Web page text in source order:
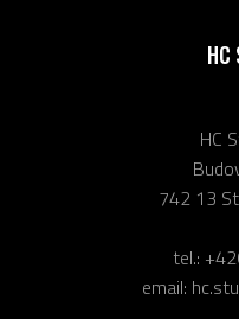
HC
HC
742 13
tel.:
email: